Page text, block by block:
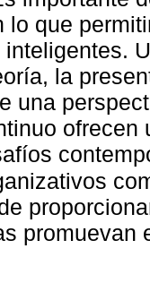
lo que
la
una
promuevan